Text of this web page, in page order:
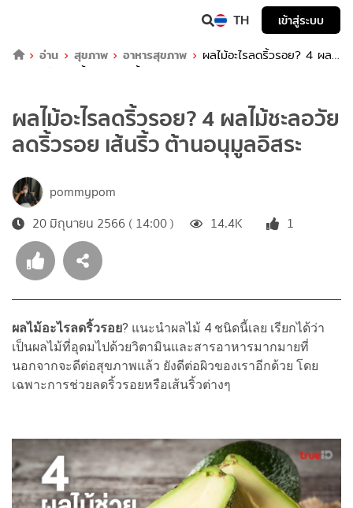
TH
เข้าสู่ระบบ
อ่าน
สุขภาพ อาหารสุขภาพ
ผลไม้อะไรลดริ้วรอย? 4 ผล
ไม้ชะลอวัย ลดริ้วรอย เส้นริ้ว ต้านอนุมูลอิสระ
ผลไม้อะไรลดริ้วรอย? 4 ผลไม้ชะลอวัย
ลดริ้วรอย เส้นริ้ว ต้านอนุมูลอิสระ
pommypom
20 มิถุนายน 2566 ( 14:00 )
14.4K 1
ผลไม้อะไรลดริ้วรอย? แนะนำผลไม้ 4 ชนิดนี้เลย เรียกได้ว่า
เป็นผลไม้ที่อุดมไปด้วยวิตามินและสารอาหารมากมายที่
นอกจากจะดีต่อสุขภาพแล้ว ยังดีต่อผิวของเราอีกด้วย โดย
เฉพาะการช่วยลดริ้วรอยหรือเส้นริ้วต่างๆ